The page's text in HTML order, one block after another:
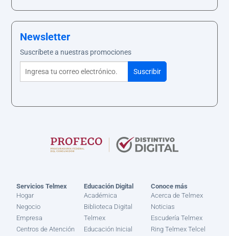
Newsletter
Suscríbete a nuestras promociones
Servicios Telmex
Hogar
Negocio
Empresa
Centros de Atención
Educación Digital
Académica
Biblioteca Digital
Telmex
Educación Inicial
Conoce más
Acerca de Telmex
Noticias
Escudería Telmex
Ring Telmex Telcel